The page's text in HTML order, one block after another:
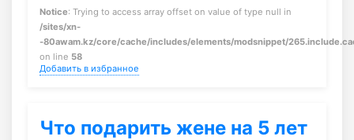
Notice: Trying to access array offset on value of type null in
/sites/xn-
-80awam.kz/core/cache/includes/elements/modsnippet/
on line 58
Добавить в избранное
Что подарить жене на 5 лет